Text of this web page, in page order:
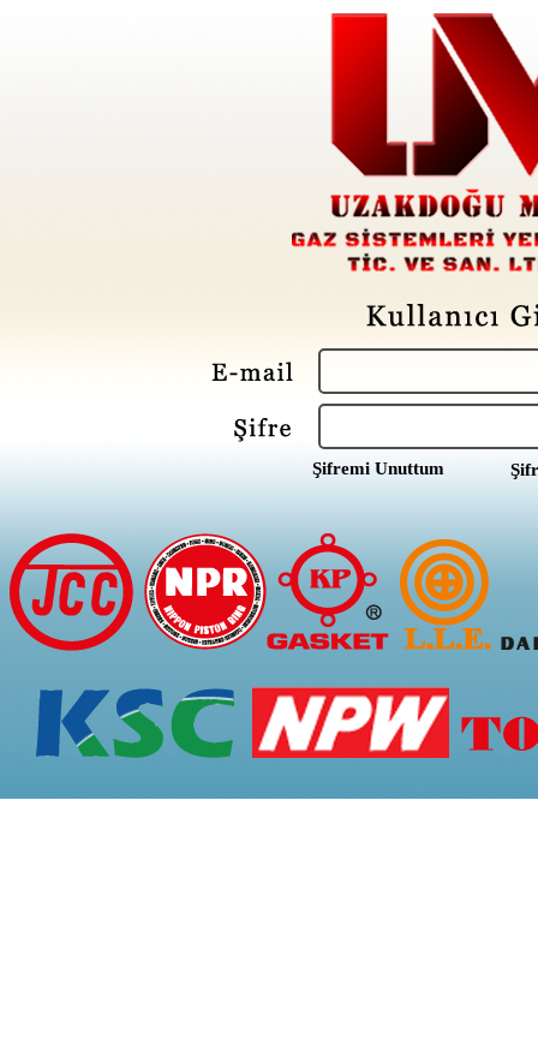
Şifremi Unuttum